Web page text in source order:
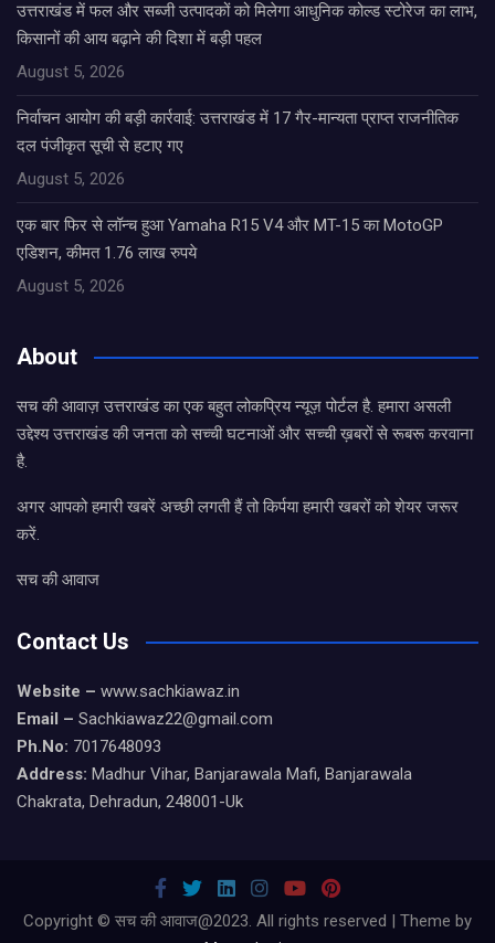
उत्तराखंड में फल और सब्जी उत्पादकों को मिलेगा आधुनिक कोल्ड स्टोरेज का लाभ,
किसानों की आय बढ़ाने की दिशा में बड़ी पहल
August 5, 2026
निर्वाचन आयोग की बड़ी कार्रवाई: उत्तराखंड में 17 गैर-मान्यता प्राप्त राजनीतिक
दल पंजीकृत सूची से हटाए गए
August 5, 2026
एक बार फिर से लॉन्च हुआ Yamaha R15 V4 और MT-15 का MotoGP
एडिशन, कीमत 1.76 लाख रुपये
August 5, 2026
About
सच की आवाज़ उत्तराखंड का एक बहुत लोकप्रिय न्यूज़ पोर्टल है. हमारा असली
उद्देश्य उत्तराखंड की जनता को सच्ची घटनाओं और सच्ची ख़बरों से रूबरू करवाना
है.
अगर आपको हमारी खबरें अच्छी लगती हैं तो किर्पया हमारी खबरों को शेयर जरूर
करें.
सच की आवाज
Contact Us
Website – www.sachkiawaz.in
Email – Sachkiawaz22@gmail.com
Ph.No: 7017648093
Address: Madhur Vihar, Banjarawala Mafi, Banjarawala
Chakrata, Dehradun, 248001-Uk
Copyright © सच की आवाज@2023. All rights reserved | Theme by